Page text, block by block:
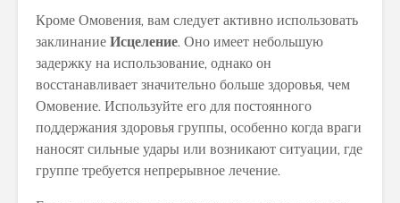
Кроме Омовения, вам следует активно использовать
заклинание Исцеление. Оно имеет небольшую
задержку на использование, однако он
восстанавливает значительно больше здоровья, чем
Омовение. Используйте его для постоянного
поддержания здоровья группы, особенно когда враги
наносят сильные удары или возникают ситуации, где
группе требуется непрерывное лечение.